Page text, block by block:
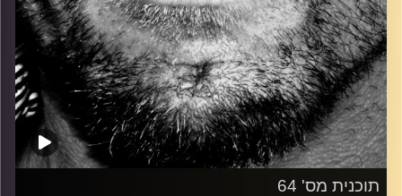
תוכנית מס' 64